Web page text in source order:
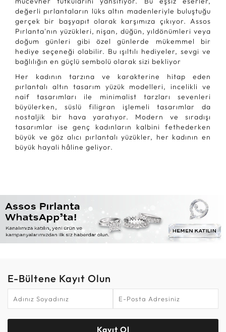
değerli pırlantaların lüks altın madenleriyle buluştuğu
gerçek bir başyapıt olarak karşımıza çıkıyor. Assos
Pırlanta'nın yüzükleri, nişan, düğün, yıldönümleri veya
doğum günleri gibi özel günlerde mükemmel bir
hediye seçeneği olabilir. Bu ışıltılı hediyeler, sevgi ve
bağlılığın en güçlü sembolü olarak sizi bekliyor
Her kadının tarzına ve karakterine hitap eden
pırlantalı altın tasarım yüzük modelleri, incelikli ve
naif tasarımları ile minimalist tarzları sevenleri
büyülerken, süslü filigran işlemeli tasarımlar da
nostaljik bir hava yaratıyor. Modern ve sıradışı
tasarımlar ise genç kadınların kalbini fethederken
büyük ve göz alıcı pırlantalı yüzükler, her kadının en
büyük hayali hâline geliyor.
E-Bültene Kayıt Olun
Kayıt Ol